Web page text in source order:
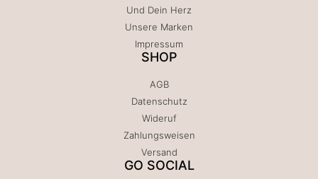
Und Dein Herz
Unsere Marken
Impressum
SHOP
AGB
Datenschutz
Wideruf
Zahlungsweisen
Versand
GO SOCIAL